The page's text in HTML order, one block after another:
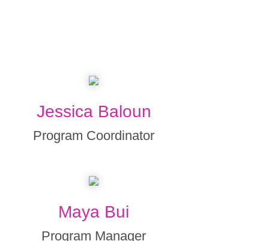
Jessica Baloun
Program Coordinator
Maya Bui
Program Manager